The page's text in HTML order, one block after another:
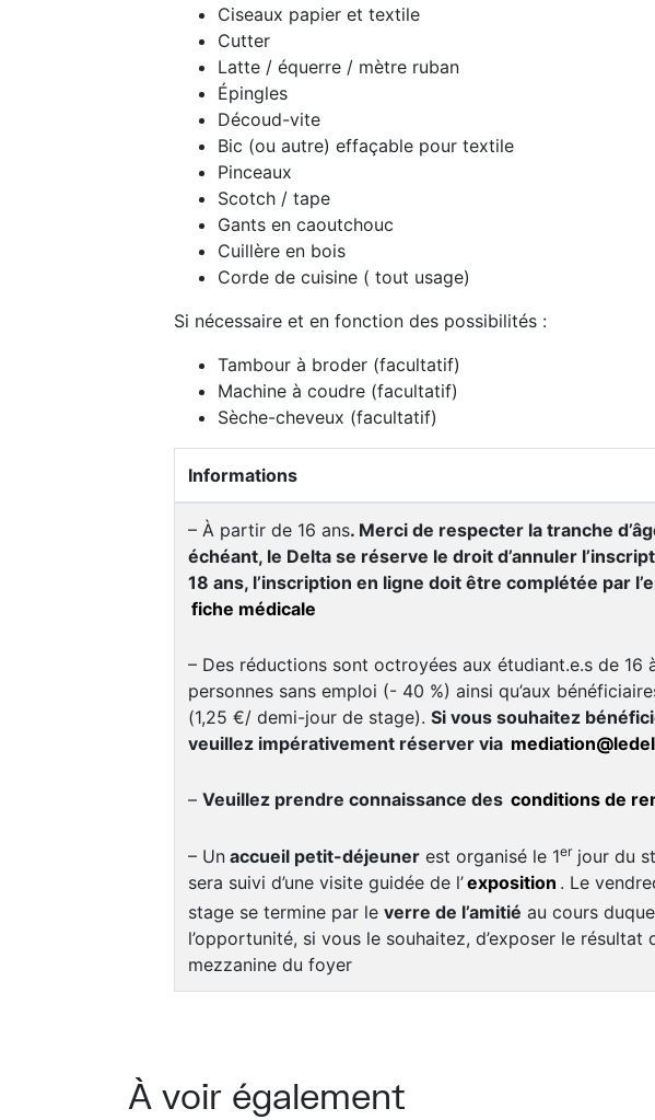
Ciseaux papier et textile
Cutter
Latte / équerre / mètre ruban
Épingles
Découd-vite
Bic (ou autre) effaçable pour textile
Pinceaux
Scotch / tape
Gants en caoutchouc
Cuillère en bois
Corde de cuisine ( tout usage)
Si nécessaire et en fonction des possibilités :
Tambour à broder (facultatif)
Machine à coudre (facultatif)
Sèche-cheveux (facultatif)
Informations
– À partir de 16 ans. Merci de respecter la tranche
échéant, le Delta se réserve le droit d’annuler
18 ans, l’inscription en ligne doit être complétée par
fiche médicale
– Des réductions sont octroyées aux étudiant.e.s de 16
personnes sans emploi (- 40 %) ainsi qu’aux
(1,25 €/ demi-jour de stage). Si vous souhaitez
veuillez impérativement réserver via
– Veuillez prendre connaissance des conditions de
– Un accueil petit-déjeuner est organisé le 1erjour du
sera suivi d’une visite guidée de l’exposition . Le
stage se termine par le verre de l’amitié au cours
l’opportunité, si vous le souhaitez, d’exposer le
mezzanine du foyer
À voir également